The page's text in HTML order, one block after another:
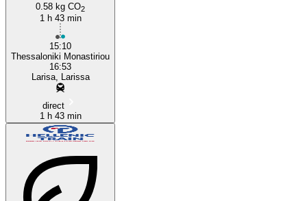
0.58 kg CO2
1 h 43 min
15:10
Thessaloniki Monastiriou
16:53
Larisa, Larissa
direct
1 h 43 min